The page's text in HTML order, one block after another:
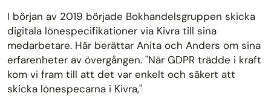
I början av 2019 började Bokhandelsgruppen skicka
digitala lönespecifikationer via Kivra till sina
medarbetare. Här berättar Anita och Anders om sina
erfarenheter av övergången. "När GDPR trädde i kraft
kom vi fram till att det var enkelt och säkert att
skicka lönespecarna i Kivra,"